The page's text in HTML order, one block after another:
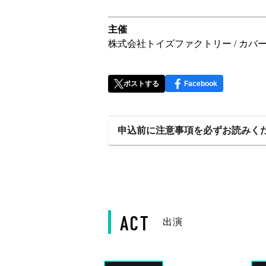
主催
株式会社トイズファクトリー / カバ
ポストする Facebook
申込前に注意事項を必ずお読みく
ACT 出演